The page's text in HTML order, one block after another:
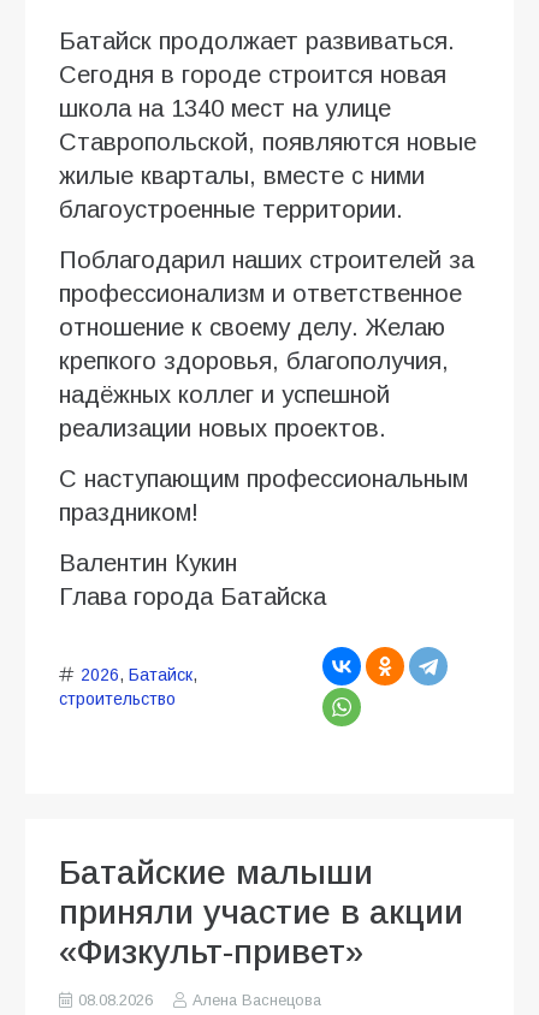
Батайск продолжает развиваться.
Сегодня в городе строится новая
школа на 1340 мест на улице
Ставропольской, появляются новые
жилые кварталы, вместе с ними
благоустроенные территории.
Поблагодарил наших строителей за
профессионализм и ответственное
отношение к своему делу. Желаю
крепкого здоровья, благополучия,
надёжных коллег и успешной
реализации новых проектов.
С наступающим профессиональным
праздником!
Валентин Кукин
Глава города Батайска
2026, Батайск,
строительство
Батайские малыши
приняли участие в акции
«Физкульт-привет»
08.08.2026
Алена Васнецова